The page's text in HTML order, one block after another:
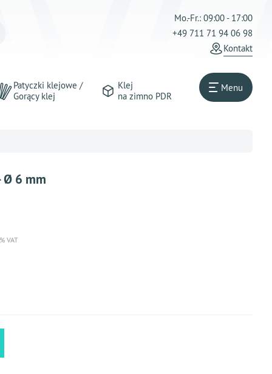
Mo.-Fr.: 09:00 - 17:00
+49 711 71 94 06 98
Kontakt
Patyczki klejowe /
Gorący klej
Klej
na zimno PDR
Menu
Ø 6 mm
VAT